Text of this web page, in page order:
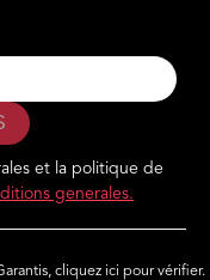
et la politique de
generales.
cliquez ici pour vérifier.